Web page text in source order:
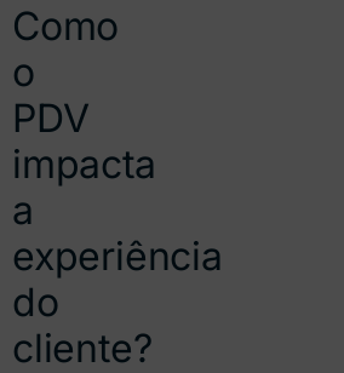
Como
o
PDV
impacta
a
experiência
do
cliente?